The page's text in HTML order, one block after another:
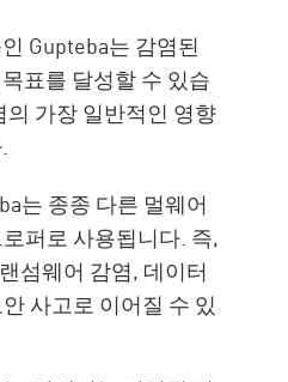
Gupteba는 감염된
표를 달성할 수 있습
의 가장 일반적인 영향
는 종종 다른 멀웨어
퍼로 사용됩니다. 즉,
섬웨어 감염, 데이터
사고로 이어질 수 있